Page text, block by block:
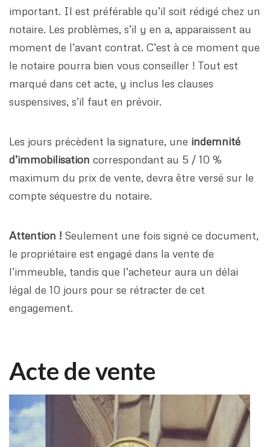
important. Il est préférable qu’il soit rédigé chez un
notaire. Les problèmes, s’il y en a, apparaissent au
moment de l’avant contrat. C’est à ce moment que
le notaire pourra bien vous conseiller ! Tout est
marqué dans cet acte, y inclus les clauses
suspensives, s’il faut en prévoir.
Les jours précèdent la signature, une indemnité
d’immobilisation correspondant au 5 / 10 %
maximum du prix de vente, devra être versé sur le
compte séquestre du notaire.
Attention ! Seulement une fois signé ce document,
le propriétaire est engagé dans la vente de
l’immeuble, tandis que l’acheteur aura un délai
légal de 10 jours pour se rétracter de cet
engagement.
Acte de vente